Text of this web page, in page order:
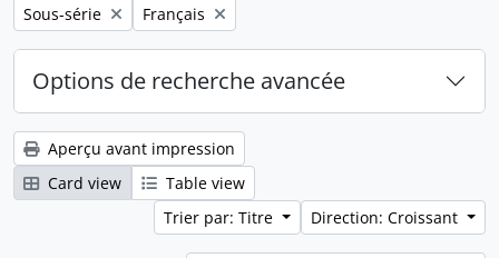
Remove filter:
Sous-série Remove filter:
Français
Options de recherche avancée
Aperçu avant impression
Card view
Table view
Trier par: Titre
Direction: Croissant